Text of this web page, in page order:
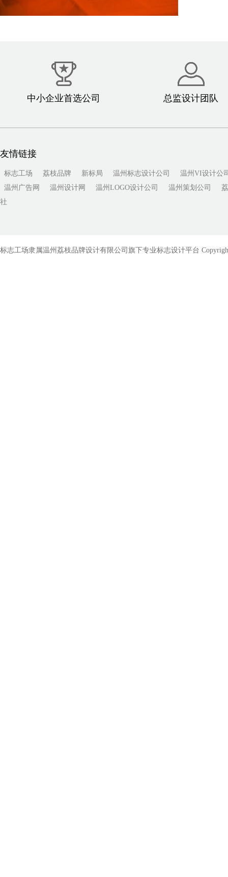
中小企业首选公司 总监设计团队
友情链接
标志工场 荔枝品牌 新标局 温州标志设计公司
温州VI设计公
温州广告网
温州设计网 温州LOGO设计公司 温州策划公司
社
标志工场隶属温州荔枝品牌设计有限公司旗下专业标志设计平台